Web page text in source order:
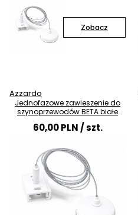
Zobacz
Azzardo
Jednofazowe zawieszenie do
szynoprzewodów BETA białe
AZ7323 200cm
60,00 PLN/ szt.